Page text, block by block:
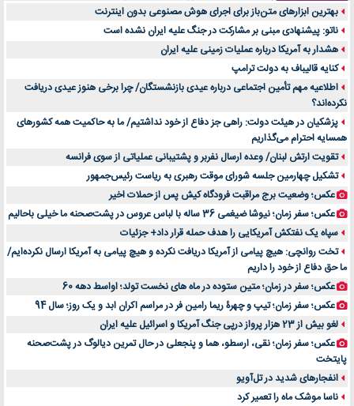
آینده موسیقی هم‌اکنون در اینجاست
بهترین راه تبلیغات کلینیک زیبایی و افزایش مشتری کدام است؟
مقایسه قالب آسترا با وودمارت و فلت‌سام (فارسی)
خرید سمعک کارکرده یا دست دوم | نکات مهم قبل از تصمیم‌گیری
خرید و فروش قطعات سرور دست دوم در ماهان شبکه ایرانیان
اهمیت انتخاب بهترین وکیل در سعادت آباد برای پرونده‌های حساس و کلان
لیفتراک صفر؛ راهنمای جامع خرید، قیمت و فروش در ایران
راهنمای جامع بهترین کفش ورزشی برای دویدن و استفاده روزمره | بررسی ۱۲ مدل برتر
بهترین ابزارهای متن‌باز برای اجرای هوش مصنوعی بدون اینترنت
ناتو: پیشنهادی مبنی بر مشارکت در جنگ علیه ایران نشده است
هشدار به آمریکا درباره عملیات زمینی علیه ایران
کنایه قالیباف به دولت ترامپ
اطلاعیه مهم تأمین اجتماعی درباره عیدی بازنشستگان/ چرا برخی هنوز عیدی دریافت
نکرده‌اند؟
پزشکیان در هیئت دولت: راهی جز دفاع از خود نداشتیم/ ما به حاکمیت همه کشورهای
همسایه احترام می‌گذاریم
تقویت ارتش لبنان/ وعده ارسال نفربر و پشتیبانی عملیاتی از سوی فرانسه
تشکیل چهارمین جلسه شورای موقت رهبری به ریاست رئیس‌جمهور
عکس؛ وضعیت برج مراقبت فرودگاه کیش پس از حملات اخیر
عکس؛ سفر زمان؛ نیوشا ضیغمی 36 ساله با لباس عروس در پشت‌صحنه ما خیلی باحالیم
سپاه یک نفتکش آمریکایی را هدف حمله قرار داد+ جزئیات
تخت روانچی: هیچ پیامی از آمریکا دریافت نکرده و هیچ پیامی به آمریکا ارسال نکرده‌ایم/
ما حق دفاع از خود را داریم
عکس؛ سفر در زمان؛ متین ستوده در ماه های نخست تولد؛ اواسط دهه 60
عکس؛ سفر زمان؛ تیپ و چهرۀ ریما رامین فر در مراسم اکران ابد و یک روز؛ سال 94
لغو بیش از 23 هزار پرواز درپی جنگ آمریکا و اسرائیل علیه ایران
عکس؛ سفر زمان؛ نقی، ارسطو، هما و پنجعلی در حال تمرین دیالوگ در پشت‌صحنه
پایتخت
انفجارهای شدید در تل‌آویو
ناسا موشک ماه را تعمیر کرد